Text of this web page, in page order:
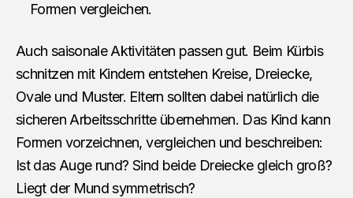
Formen vergleichen.
Auch saisonale Aktivitäten passen gut. Beim Kürbis
schnitzen mit Kindern entstehen Kreise, Dreiecke,
Ovale und Muster. Eltern sollten dabei natürlich die
sicheren Arbeitsschritte übernehmen. Das Kind kann
Formen vorzeichnen, vergleichen und beschreiben:
Ist das Auge rund? Sind beide Dreiecke gleich groß?
Liegt der Mund symmetrisch?